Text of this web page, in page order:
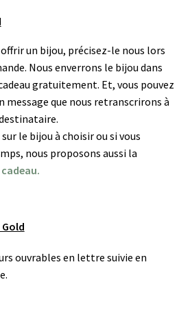
offrir un bijou, précisez-le nous lors
Nous enverrons le bijou dans
gratuitement. Et, vous pouvez
message que nous retranscrirons à
le bijou à choisir ou si vous
nous proposons aussi la
ouvrables en lettre suivie en